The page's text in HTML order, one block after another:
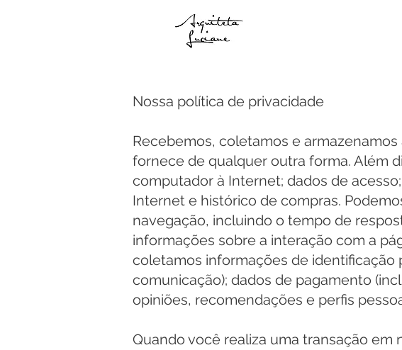
Nossa política de privacidade
Recebemos, coletamos e
fornece de qualquer outra forma. Além
computador à Internet; dados de
Internet e histórico de compras.
navegação, incluindo o tempo de
informações sobre a interação com a
coletamos informações de identificação
comunicação); dados de pagamento
opiniões, recomendações e perfis
Quando você realiza uma transação